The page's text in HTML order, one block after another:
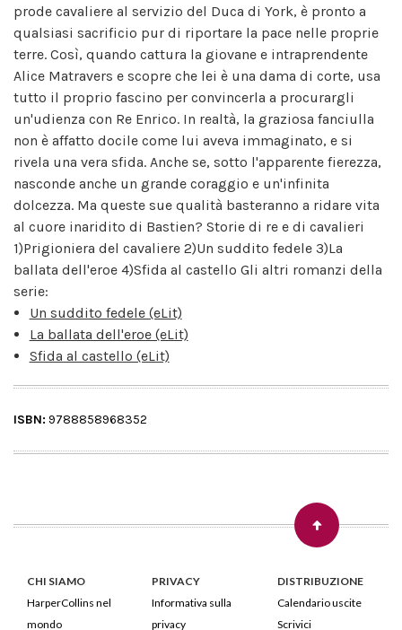
prode cavaliere al servizio del Duca di York, è pronto a
qualsiasi sacrificio pur di riportare la pace nelle proprie
terre. Così, quando cattura la giovane e intraprendente
Alice Matravers e scopre che lei è una dama di corte, usa
tutto il proprio fascino per convincerla a procurargli
un'udienza con Re Enrico. In realtà, la graziosa fanciulla
non è affatto docile come lui aveva immaginato, e si
rivela una vera sfida. Anche se, sotto l'apparente fierezza,
nasconde anche un grande coraggio e un'infinita
dolcezza. Ma queste sue qualità basteranno a ridare vita
al cuore inaridito di Bastien? Storie di re e di cavalieri
1)Prigioniera del cavaliere 2)Un suddito fedele 3)La
ballata dell'eroe 4)Sfida al castello Gli altri romanzi della
serie:
Un suddito fedele (eLit)
La ballata dell'eroe (eLit)
Sfida al castello (eLit)
ISBN: 9788858968352
CHI SIAMO
HarperCollins nel
mondo
PRIVACY
Informativa sulla
privacy
DISTRIBUZIONE
Calendario uscite
Scrivici